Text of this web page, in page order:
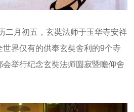
二月初五，玄奘法师于玉华寺安祥
界仅有的供奉玄奘舍利的9个寺
举行纪念玄奘法师圆寂暨瞻仰舍